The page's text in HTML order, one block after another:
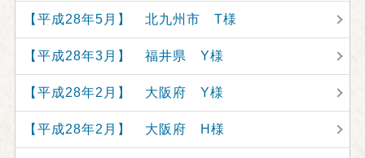
【平成28年5月】 北九州市 T様
【平成28年3月】 福井県 Y様
【平成28年2月】 大阪府 Y様
【平成28年2月】 大阪府 H様